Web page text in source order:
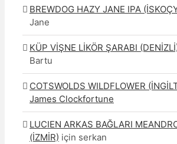
BREWDOG HAZY JANE IPA
Jane
KÜP VİŞNE LİKÖR ŞARABI
Bartu
COTSWOLDS WILDFLOWER
James Clockfortune
LUCIEN ARKAS BAĞLARI
(İZMİR) için serkan